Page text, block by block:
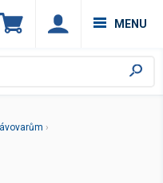
MENU
›